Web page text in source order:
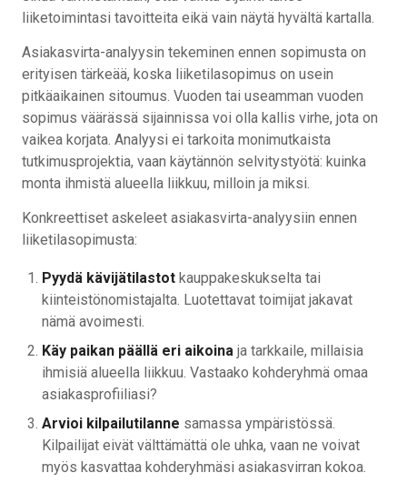
liiketoimintasi tavoitteita eikä vain näytä hyvältä kartalla.
Asiakasvirta-analyysin tekeminen ennen sopimusta on
erityisen tärkeää, koska liiketilasopimus on usein
pitkäaikainen sitoumus. Vuoden tai useamman vuoden
sopimus väärässä sijainnissa voi olla kallis virhe, jota on
vaikea korjata. Analyysi ei tarkoita monimutkaista
tutkimusprojektia, vaan käytännön selvitystyötä: kuinka
monta ihmistä alueella liikkuu, milloin ja miksi.
Konkreettiset askeleet asiakasvirta-analyysiin ennen
liiketilasopimusta:
Pyydä kävijätilastot kauppakeskukselta tai
kiinteistönomistajalta. Luotettavat toimijat jakavat
nämä avoimesti.
Käy paikan päällä eri aikoina ja tarkkaile, millaisia
ihmisiä alueella liikkuu. Vastaako kohderyhmä omaa
asiakasprofiiliasi?
Arvioi kilpailutilanne samassa ympäristössä.
Kilpailijat eivät välttämättä ole uhka, vaan ne voivat
myös kasvattaa kohderyhmäsi asiakasvirran kokoa.